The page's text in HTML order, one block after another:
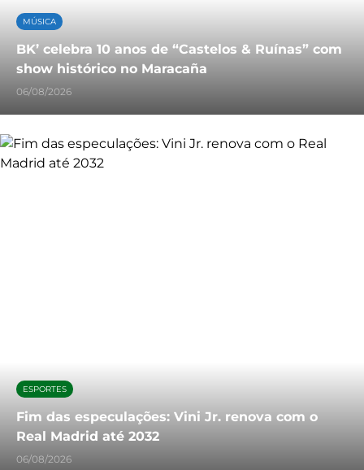
MÚSICA
BK’ celebra 10 anos de “Castelos & Ruínas” com
show histórico no Maracaña
06/08/2026
ESPORTES
Fim das especulações: Vini Jr. renova com o
Real Madrid até 2032
06/08/2026